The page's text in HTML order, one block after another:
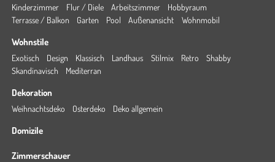
Kinderzimmer
Flur / Diele Arbeitszimmer
Hobbyraum
Terrasse / Balkon
Garten Pool Außenansicht Wohnmobil
Wohnstile
Exotisch Design Klassisch Landhaus Stilmix Retro
Shabby
Skandinavisch
Mediterran
Dekoration
Weihnachtsdeko Osterdeko Deko allgemein
Domizile
Zimmerschauer